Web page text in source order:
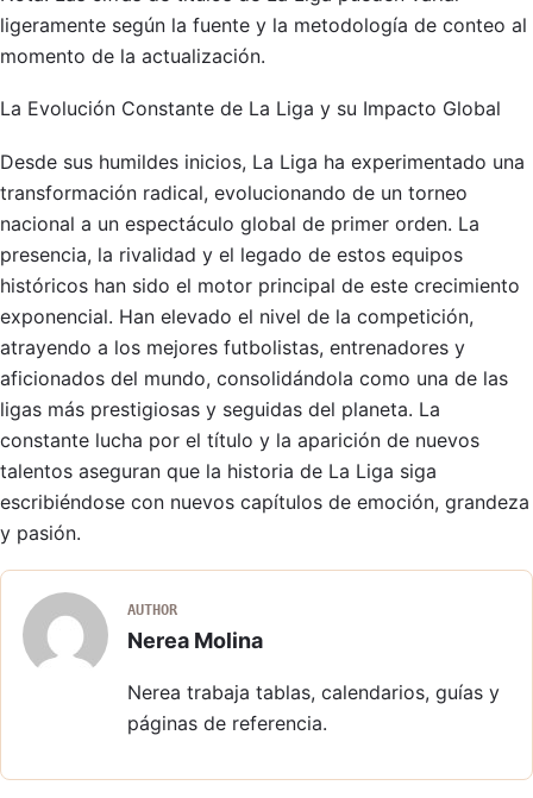
ligeramente según la fuente y la metodología de conteo al
momento de la actualización.
La Evolución Constante de La Liga y su Impacto Global
Desde sus humildes inicios, La Liga ha experimentado una
transformación radical, evolucionando de un torneo
nacional a un espectáculo global de primer orden. La
presencia, la rivalidad y el legado de estos equipos
históricos han sido el motor principal de este crecimiento
exponencial. Han elevado el nivel de la competición,
atrayendo a los mejores futbolistas, entrenadores y
aficionados del mundo, consolidándola como una de las
ligas más prestigiosas y seguidas del planeta. La
constante lucha por el título y la aparición de nuevos
talentos aseguran que la historia de La Liga siga
escribiéndose con nuevos capítulos de emoción, grandeza
y pasión.
AUTHOR
Nerea Molina
Nerea trabaja tablas, calendarios, guías y
páginas de referencia.